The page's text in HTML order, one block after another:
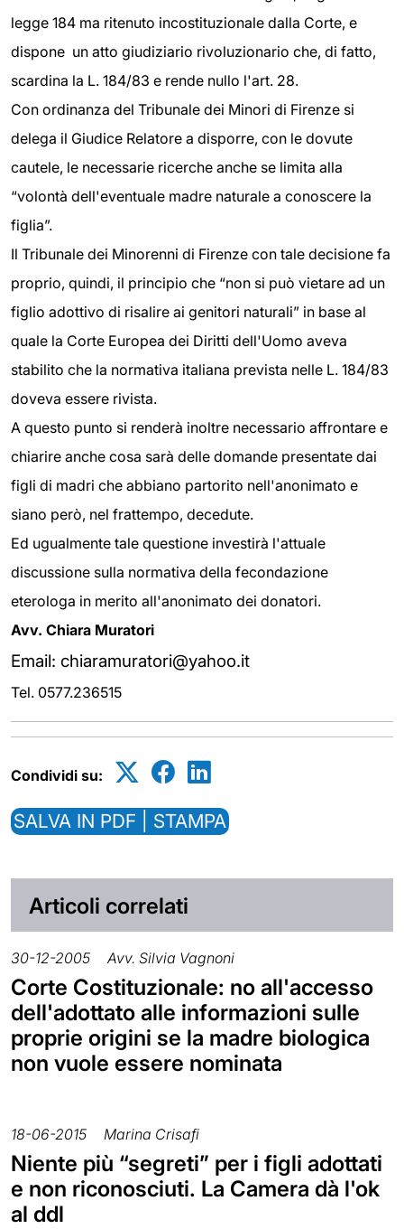
legge 184 ma ritenuto incostituzionale dalla Corte, e
dispone un atto giudiziario rivoluzionario che, di fatto,
scardina la L. 184/83 e rende nullo l'art. 28.
Con ordinanza del Tribunale dei Minori di Firenze si
delega il Giudice Relatore a disporre, con le dovute
cautele, le necessarie ricerche anche se limita alla
“volontà dell'eventuale madre naturale a conoscere la
figlia”.
Il Tribunale dei Minorenni di Firenze con tale decisione fa
proprio, quindi, il principio che “non si può vietare ad un
figlio adottivo di risalire ai genitori naturali” in base al
quale la Corte Europea dei Diritti dell'Uomo aveva
stabilito che la normativa italiana prevista nelle L. 184/83
doveva essere rivista.
A questo punto si renderà inoltre necessario affrontare e
chiarire anche cosa sarà delle domande presentate dai
figli di madri che abbiano partorito nell'anonimato e
siano però, nel frattempo, decedute.
Ed ugualmente tale questione investirà l'attuale
discussione sulla normativa della fecondazione
eterologa in merito all'anonimato dei donatori.
Avv. Chiara Muratori
Email: chiaramuratori@yahoo.it
Tel. 0577.236515
Condividi su:
SALVA IN PDF | STAMPA
Articoli correlati
30-12-2005 Avv. Silvia Vagnoni
Corte Costituzionale: no all'accesso
dell'adottato alle informazioni sulle
proprie origini se la madre biologica
non vuole essere nominata
18-06-2015 Marina Crisafi
Niente più “segreti” per i figli adottati
e non riconosciuti. La Camera dà l'ok
al ddl